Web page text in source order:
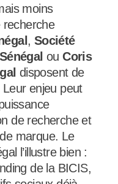
moins
recherche
, Société
ouCoris
disposent de
enjeu peut
de recherche et
marque. Le
l’illustre bien :
de la BICIS,